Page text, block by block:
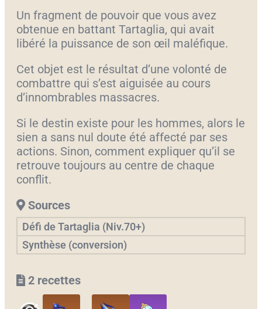
Un fragment de pouvoir que vous avez
obtenue en battant Tartaglia, qui avait
libéré la puissance de son œil maléfique.
Cet objet est le résultat d’une volonté de
combattre qui s’est aiguisée au cours
d’innombrables massacres.
Si le destin existe pour les hommes, alors le
sien a sans nul doute été affecté par ses
actions. Sinon, comment expliquer qu’il se
retrouve toujours au centre de chaque
conflit.
Sources
Défi de Tartaglia (Niv.70+)
Synthèse (conversion)
2 recettes